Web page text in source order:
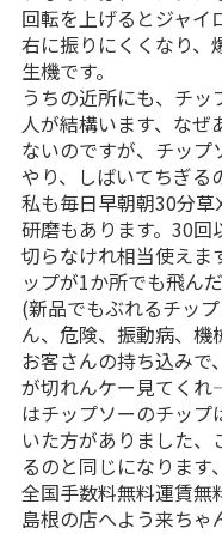
回転を上げるとジャイ
右に振りにくくなり、
生機です。
うちの近所にも、チ
人が結構います、なぜ
ないのですが、チップ
やり、しばいてちぎる
私も毎日早朝朝30分
研磨もあります。30回
切らなけれ相当使えま
ップが1か所でも飛ん
(新品でもぶれるチッ
ん、危険、振動病、機
お客さんの持ち込みで
が切れんケー見てく
はチップソーのチップ
いた方がありました
るのと同じになりま
全国手数料無料運賃無
島根の店へよう来ちゃ